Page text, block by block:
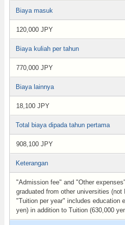
Biaya masuk
120,000 JPY
Biaya kuliah per tahun
770,000 JPY
Biaya lainnya
18,100 JPY
Total biaya dipada tahun pertama
908,100 JPY
Keterangan
"Admission fee" and "Other
graduated from other universities (not
"Tuition per year" includes education
yen) in addition to Tuition (630,000